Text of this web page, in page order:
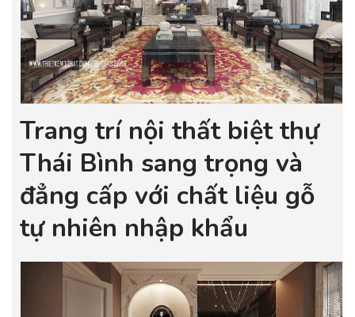
Trang trí nội thất biệt thự
Thái Bình sang trọng và
đẳng cấp với chất liệu gỗ
tự nhiên nhập khẩu